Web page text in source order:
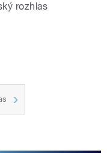
rozhlas